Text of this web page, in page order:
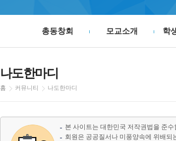
총동창회 모교소개 학
나도한마디
홈 커뮤니티 나도한마디
본 사이트는 대한민국 저작권법을 준수
회원은 공공질서나 미풍양속에 위배되